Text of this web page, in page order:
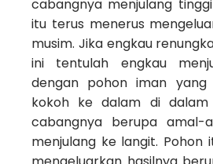
cabangnya menjulang
itu terus menerus
musim. Jika engkau
ini tentulah engkau
dengan pohon iman
kokoh ke dalam di dalam
cabangnya berupa amal-
menjulang ke langit. Pohon